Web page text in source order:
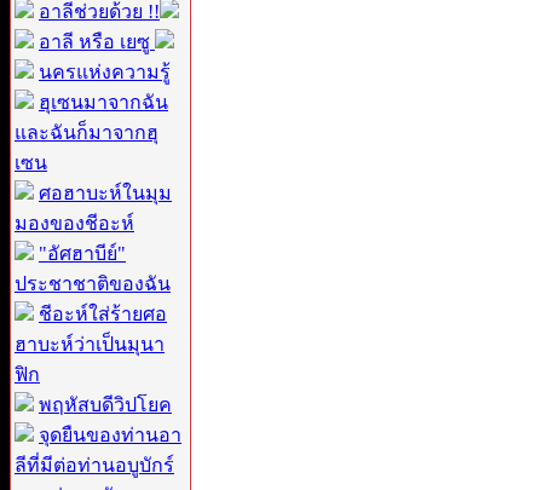
อาลีช่วยด้วย !!
อาลี หรือ เยซู
นครแห่งความรู้
ฮุเซนมาจากฉัน
และฉันก็มาจากฮุ
เซน
ศอฮาบะห์ในมุม
มองของชีอะห์
"อัศฮาบีย์"
ประชาชาติของฉัน
ชีอะห์ใส่ร้ายศอ
ฮาบะห์ว่าเป็นมุนา
ฟิก
พฤหัสบดีวิปโยค
จุดยืนของท่านอา
ลีที่มีต่อท่านอบูบักร์